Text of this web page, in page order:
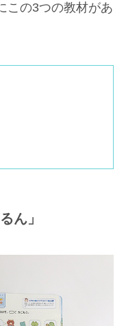
この3つの教材があ
ん」